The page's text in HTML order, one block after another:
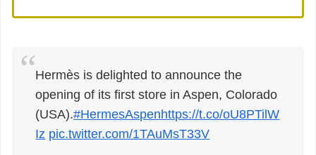
Hermès is delighted to announce the
opening of its first store in Aspen, Colorado
(USA).#HermesAspenhttps://t.co/oU8PTilW
Iz pic.twitter.com/1TAuMsT33V